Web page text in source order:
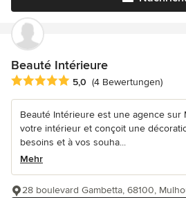
Beauté Intérieure
Durchschnittliche Bewertung: 5 von
5,0 (4 Bewertungen)
Beauté Intérieure est une agence sur
votre intérieur et conçoit une
besoins et à vos souha...
Mehr
28 boulevard Gambetta, 68100,